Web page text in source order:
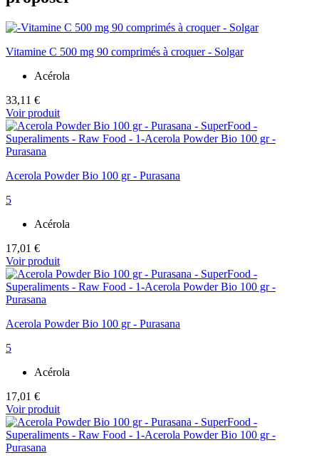
Vitamine C 500 mg 90 comprimés à croquer - Solgar
Acérola
33,11 €
Voir produit
Acerola Powder Bio 100 gr - Purasana
5
Acérola
17,01 €
Voir produit
Acerola Powder Bio 100 gr - Purasana
5
Acérola
17,01 €
Voir produit